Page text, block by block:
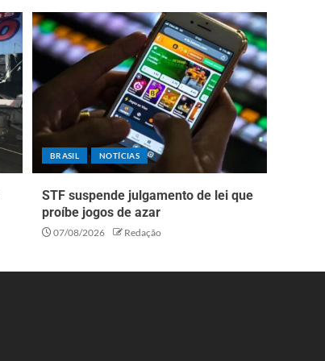
BRASIL NOTÍCIAS
STF suspende julgamento de lei que
proíbe jogos de azar
07/08/2026 Redação